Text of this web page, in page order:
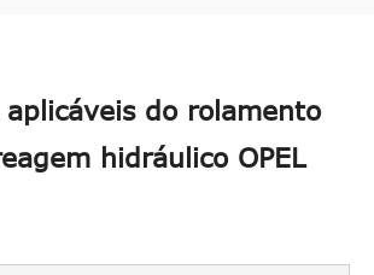
aplicáveis do rolamento
hidráulico OPEL